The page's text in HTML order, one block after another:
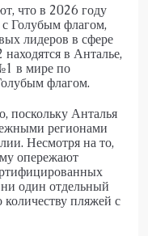
что в 2026 году
Голубым флагом,
лидеров в сфере
в Анталье,
в мире по
флагом.
поскольку Анталья
регионами
Несмотря на то,
опережают
один отдельный
пляжей с